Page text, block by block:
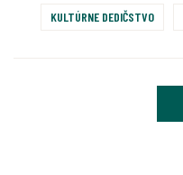
KULTÚRNE DEDIČSTVO